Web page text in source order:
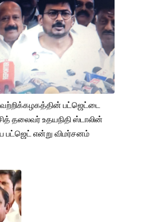
பட்ஜெட்டை
தலைவர் உதயநிதி ஸ்டாலின்
பட்ஜெட் என்று விமர்சனம்